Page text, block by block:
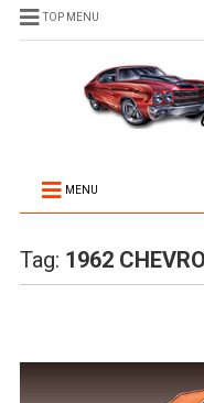
TOP MENU
MENU
Tag: 1962